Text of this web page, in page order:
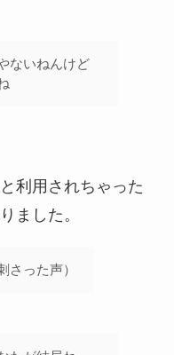
ないねんけど
利用されちゃった
ました。
さった声）